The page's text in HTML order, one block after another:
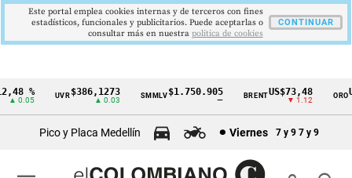
Cintillo
económicos
%
0.05
UVR$386,1273
▲ 0.03
SMMLV$1.750.905 BRENTUS$73,48
▼ 1.12
ORO
Pico y Placa Medellín Viernes 7 y 9 7 y 9
Este portal emplea cookies internas y de terceros con fines
estadísticos, funcionales y publicitarios. Puede aceptarlas o
consultar más en nuestra politica de cookies
CONTINUAR